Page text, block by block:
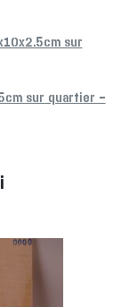
sur
sur quartier –